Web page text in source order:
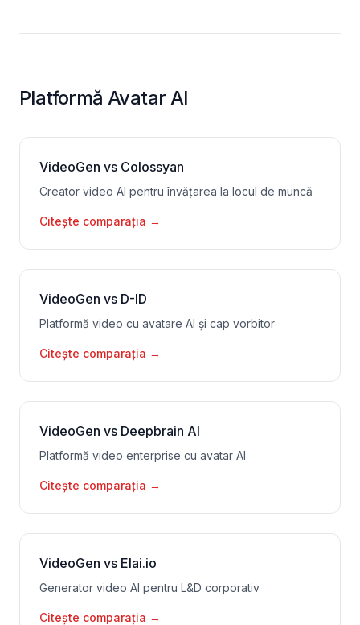
Platformă Avatar AI
VideoGen vs Colossyan
Creator video AI pentru învățarea la locul de muncă
Citește comparația →
VideoGen vs D-ID
Platformă video cu avatare AI și cap vorbitor
Citește comparația →
VideoGen vs Deepbrain AI
Platformă video enterprise cu avatar AI
Citește comparația →
VideoGen vs Elai.io
Generator video AI pentru L&D corporativ
Citește comparația →